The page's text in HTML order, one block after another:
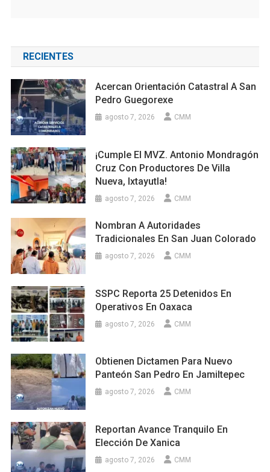
RECIENTES
Acercan Orientación Catastral A San
Pedro Guegorexe
agosto 7, 2026 CMM
¡Cumple El MVZ. Antonio Mondragón
Cruz Con Productores De Villa
Nueva, Ixtayutla!
agosto 7, 2026 CMM
Nombran A Autoridades
Tradicionales En San Juan Colorado
agosto 7, 2026 CMM
SSPC Reporta 25 Detenidos En
Operativos En Oaxaca
agosto 7, 2026 CMM
Obtienen Dictamen Para Nuevo
Panteón San Pedro En Jamiltepec
agosto 7, 2026 CMM
Reportan Avance Tranquilo En
Elección De Xanica
agosto 7, 2026 CMM